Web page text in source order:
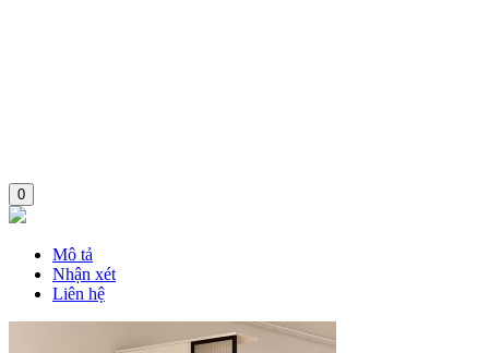
0
Mô tả
Nhận xét
Liên hệ